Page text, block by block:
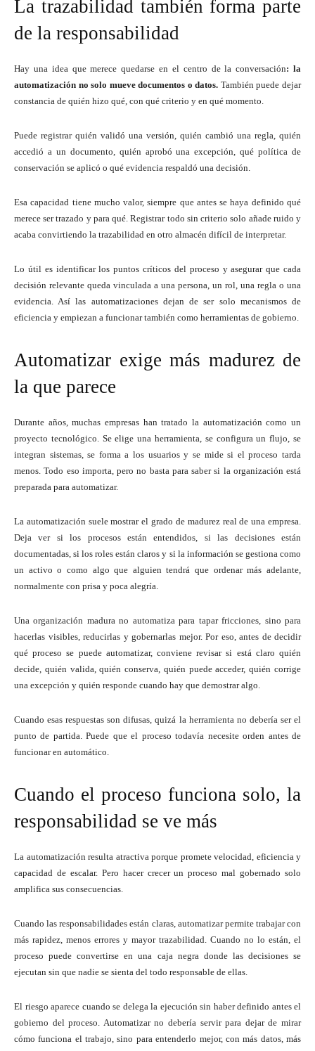
La trazabilidad también forma parte
de la responsabilidad
Hay una idea que merece quedarse en el centro de la conversación: la
automatización no solo mueve documentos o datos. También puede dejar
constancia de quién hizo qué, con qué criterio y en qué momento.
Puede registrar quién validó una versión, quién cambió una regla, quién
accedió a un documento, quién aprobó una excepción, qué política de
conservación se aplicó o qué evidencia respaldó una decisión.
Esa capacidad tiene mucho valor, siempre que antes se haya definido qué
merece ser trazado y para qué. Registrar todo sin criterio solo añade ruido y
acaba convirtiendo la trazabilidad en otro almacén difícil de interpretar.
Lo útil es identificar los puntos críticos del proceso y asegurar que cada
decisión relevante queda vinculada a una persona, un rol, una regla o una
evidencia. Así las automatizaciones dejan de ser solo mecanismos de
eficiencia y empiezan a funcionar también como herramientas de gobierno.
Automatizar exige más madurez de
la que parece
Durante años, muchas empresas han tratado la automatización como un
proyecto tecnológico. Se elige una herramienta, se configura un flujo, se
integran sistemas, se forma a los usuarios y se mide si el proceso tarda
menos. Todo eso importa, pero no basta para saber si la organización está
preparada para automatizar.
La automatización suele mostrar el grado de madurez real de una empresa.
Deja ver si los procesos están entendidos, si las decisiones están
documentadas, si los roles están claros y si la información se gestiona como
un activo o como algo que alguien tendrá que ordenar más adelante,
normalmente con prisa y poca alegría.
Una organización madura no automatiza para tapar fricciones, sino para
hacerlas visibles, reducirlas y gobernarlas mejor. Por eso, antes de decidir
qué proceso se puede automatizar, conviene revisar si está claro quién
decide, quién valida, quién conserva, quién puede acceder, quién corrige
una excepción y quién responde cuando hay que demostrar algo.
Cuando esas respuestas son difusas, quizá la herramienta no debería ser el
punto de partida. Puede que el proceso todavía necesite orden antes de
funcionar en automático.
Cuando el proceso funciona solo, la
responsabilidad se ve más
La automatización resulta atractiva porque promete velocidad, eficiencia y
capacidad de escalar. Pero hacer crecer un proceso mal gobernado solo
amplifica sus consecuencias.
Cuando las responsabilidades están claras, automatizar permite trabajar con
más rapidez, menos errores y mayor trazabilidad. Cuando no lo están, el
proceso puede convertirse en una caja negra donde las decisiones se
ejecutan sin que nadie se sienta del todo responsable de ellas.
El riesgo aparece cuando se delega la ejecución sin haber definido antes el
gobierno del proceso. Automatizar no debería servir para dejar de mirar
cómo funciona el trabajo, sino para entenderlo mejor, con más datos, más